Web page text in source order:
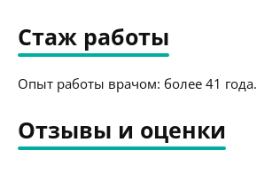
Стаж работы
Опыт работы врачом: более 41 года.
Отзывы и оценки